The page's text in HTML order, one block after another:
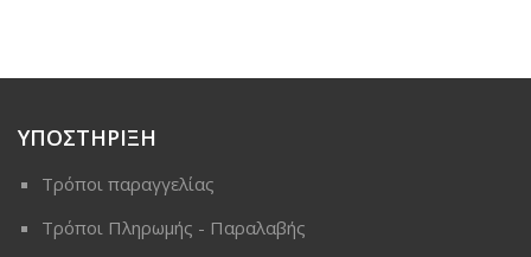
ΥΠΟΣΤΗΡΙΞΗ
Τρόποι παραγγελίας
Τρόποι Πληρωμής - Παραλαβής